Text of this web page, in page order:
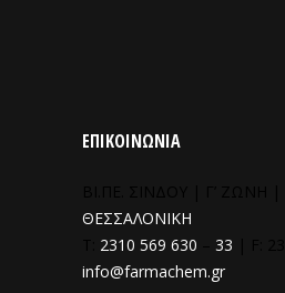
ΕΠΙΚΟΙΝΩΝΙΑ
ΘΕΣΣΑΛΟΝΙΚΗ
2310 569 630 33
info@farmachem.gr